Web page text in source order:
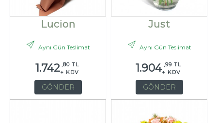
Lucion
Aynı Gün Teslimat
1.742 ,80 TL
+ KDV
GÖNDER
Just
Aynı Gün Teslimat
1.904 ,99 TL
+ KDV
GÖNDER